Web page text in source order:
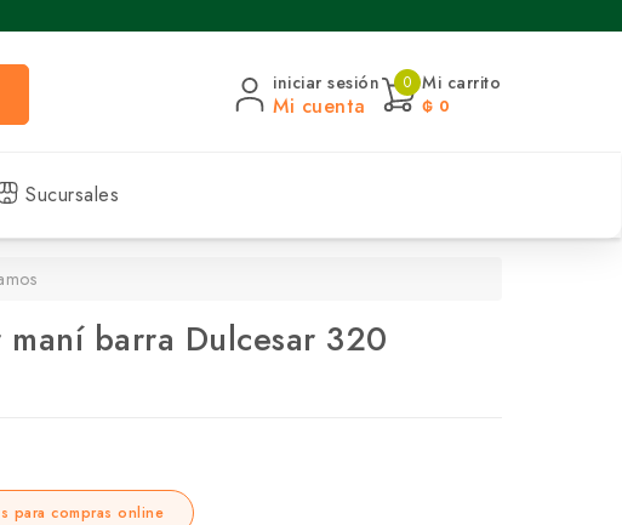
iniciar sesión
Mi cuenta
0 Mi carrito
₲ 0
Sucursales
maní barra Dulcesar 320
para compras online